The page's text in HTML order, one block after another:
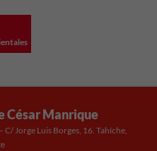
César Manrique
C/ Jorge Luis Borges, 16. Tahíche,
funcione lo
rechaza estas
cookies,
algunas